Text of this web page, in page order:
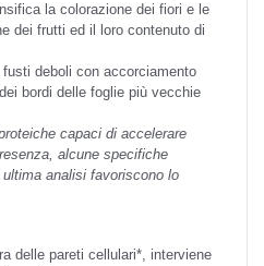
la colorazione dei fiori e le
dei frutti ed il loro contenuto di
deboli con accorciamento
bordi delle foglie più vecchie
capaci di accelerare
alcune specifiche
analisi favoriscono lo
delle pareti cellulari*, interviene